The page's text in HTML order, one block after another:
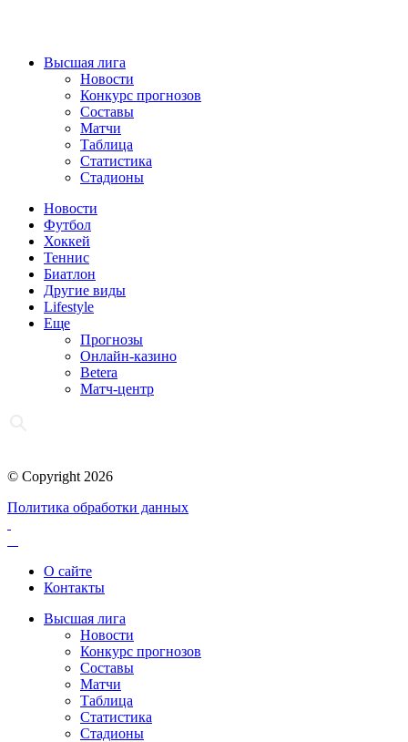
Высшая лига
Новости
Конкурс прогнозов
Составы
Матчи
Таблица
Статистика
Стадионы
Новости
Футбол
Хоккей
Теннис
Биатлон
Другие виды
Lifestyle
Еще
Прогнозы
Онлайн-казино
Betera
Матч-центр
© Copyright 2026
Политика обработки данных
О сайте
Контакты
Высшая лига
Новости
Конкурс прогнозов
Составы
Матчи
Таблица
Статистика
Стадионы